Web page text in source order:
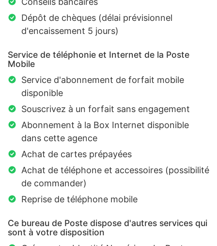
Dépôt de chèques (délai prévisionnel
d'encaissement 5 jours)
Service de téléphonie et Internet de la Poste
Mobile
Service d'abonnement de forfait mobile
disponible
Souscrivez à un forfait sans engagement
Abonnement à la Box Internet disponible
dans cette agence
Achat de cartes prépayées
Achat de téléphone et accessoires (possibilité
de commander)
Reprise de téléphone mobile
Ce bureau de Poste dispose d'autres services qui
sont à votre disposition